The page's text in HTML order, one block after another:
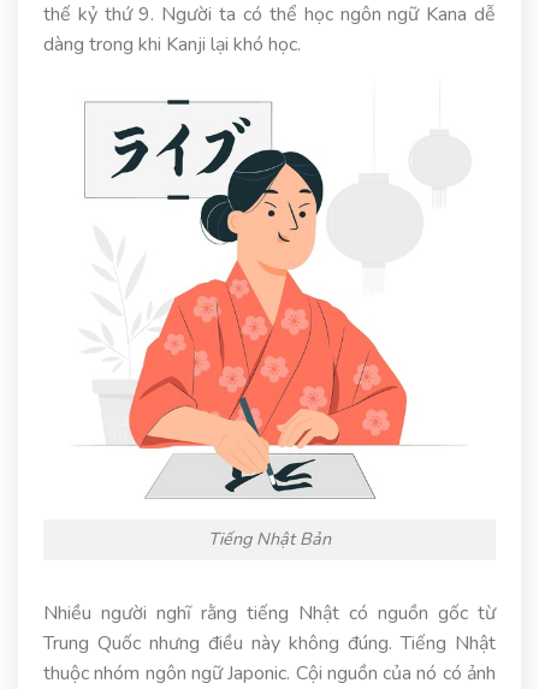
thế kỷ thứ 9. Người ta có thể học ngôn ngữ Kana dễ
dàng trong khi Kanji lại khó học.
Tiếng Nhật Bản
Nhiều người nghĩ rằng tiếng Nhật có nguồn gốc từ
Trung Quốc nhưng điều này không đúng. Tiếng Nhật
thuộc nhóm ngôn ngữ Japonic. Cội nguồn của nó có ảnh